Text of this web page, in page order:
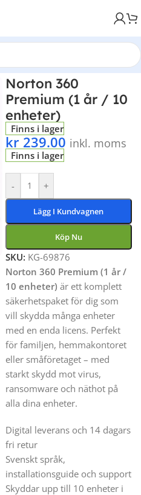
Norton 360
Premium (1 år / 10
enheter)
Finns i lager
kr 239.00 inkl. moms
Finns i lager
- +
Lägg I Kundvagnen
Köp Nu
SKU: KG-69876
Norton 360 Premium (1 år /
10 enheter) är ett komplett
säkerhetspaket för dig som
vill skydda många enheter
med en enda licens. Perfekt
för familjen, hemmakontoret
eller småföretaget – med
starkt skydd mot virus,
ransomware och näthot på
alla dina enheter.
Digital leverans och 14 dagars
fri retur
Svenskt språk,
installationsguide och support
Skyddar upp till 10 enheter i